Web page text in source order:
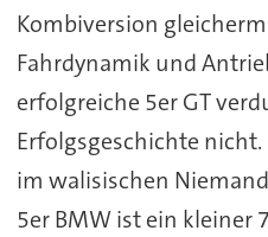
Kombiversion
Fahrdynamik und
erfolgreiche 5er GT
Erfolgsgeschichte
im walisischen
5er BMW ist ein kleiner